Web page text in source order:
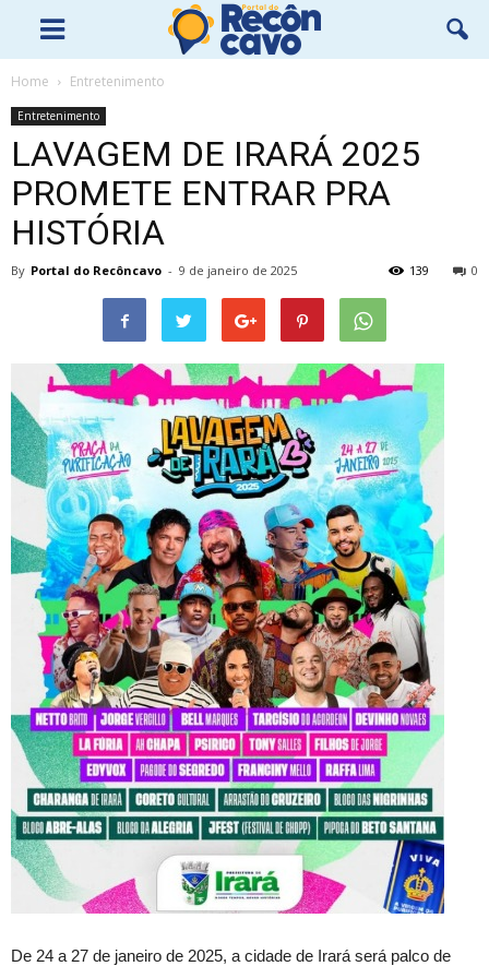
Home Entretenimento
Entretenimento
LAVAGEM DE IRARÁ 2025
PROMETE ENTRAR PRA
HISTÓRIA
By Portal do Recôncavo - 9 de janeiro de 2025 0
139
De 24 a 27 de janeiro de 2025, a cidade de Irará será palco de